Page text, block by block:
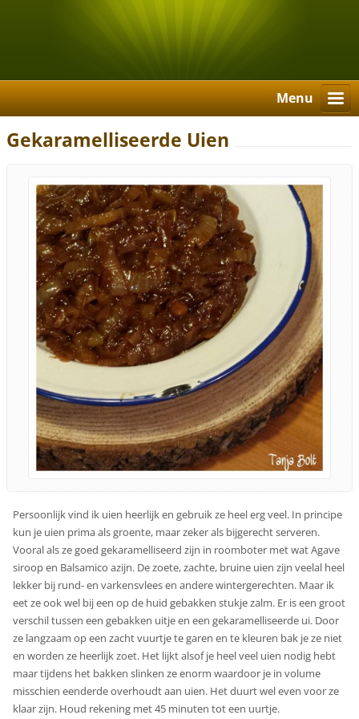
Menu
Gekaramelliseerde Uien
Persoonlijk vind ik uien heerlijk en gebruik ze heel erg veel. In principe
kun je uien prima als groente, maar zeker als bijgerecht serveren.
Vooral als ze goed gekaramelliseerd zijn in roomboter met wat Agave
siroop en Balsamico azijn. De zoete, zachte, bruine uien zijn veelal heel
lekker bij rund- en varkensvlees en andere wintergerechten. Maar ik
eet ze ook wel bij een op de huid gebakken stukje zalm. Er is een groot
verschil tussen een gebakken uitje en een gekaramelliseerde ui. Door
ze langzaam op een zacht vuurtje te garen en te kleuren bak je ze niet
en worden ze heerlijk zoet. Het lijkt alsof je heel veel uien nodig hebt
maar tijdens het bakken slinken ze enorm waardoor je in volume
misschien eenderde overhoudt aan uien. Het duurt wel even voor ze
klaar zijn. Houd rekening met 45 minuten tot een uurtje.